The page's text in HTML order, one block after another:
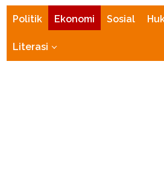
Politik Ekonomi Sosial
Literasi